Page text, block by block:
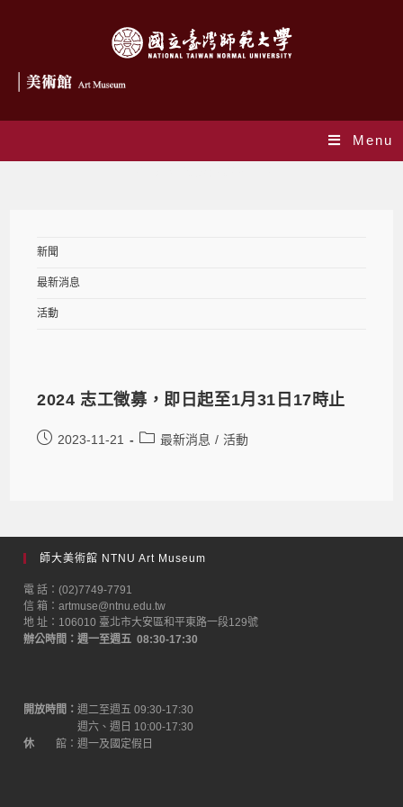
Menu
新聞
最新消息
活動
2024 志工徵募，即日起至1月31日17時止
2023-11-21 最新消息 / 活動
師大美術館 NTNU Art Museum
電 話：(02)7749-7791
信 箱：artmuse@ntnu.edu.tw
地 址：106010 臺北市大安區和平東路一段129號
辦公時間：週一至週五 08:30-17:30
開放時間：週二至週五 09:30-17:30
週六、週日 10:00-17:30
休館：週一及國定假日